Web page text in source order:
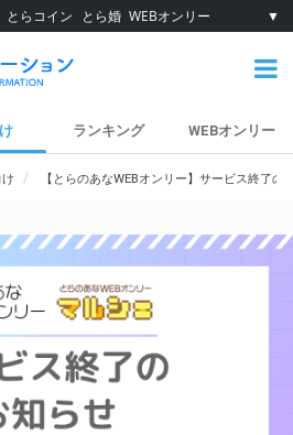
とらコイン とら婚 WEBオンリー ▼
ランキング WEBオンリー
【とらのあなWEBオンリー】サービス終了の